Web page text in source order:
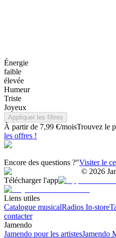
Énergie
faible
élevée
Humeur
Triste
Joyeux
Appliquer les filtres
À partir de 7,99 €/moisTrouvez le
les offres !
Encore des questions ?"Visiter le
© 2026
Télécharger l'app
Liens utiles
Catalogue musicalRadios In-store
contacter
Jamendo
Jamendo pour les artistesJamendo